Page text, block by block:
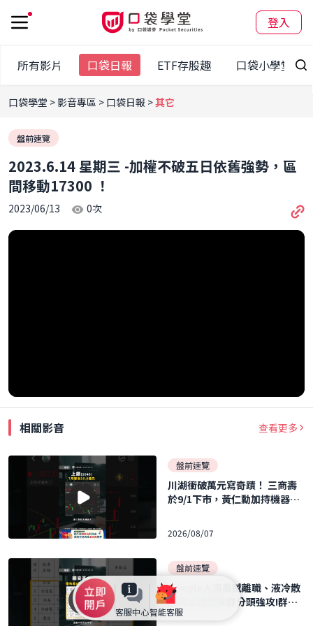
登入
客服中心智能客服
所有影片 口袋日報 ETF存股趣 口袋小學堂
口袋學堂 影音專區 口袋日報 其它
盤前速覽
2023.6.14 星期三 -加權不破五日依舊強勢，區
間移動17300 ！
2023/06/13 0次
相關影音 查看更多
盤前速覽
川湖衝破萬元寫奇蹟！ 三商壽
於9/1下市，黃仁勳加持機器人
6.08.07
2026/08/07
盤前速覽
Google人事震撼離職、液冷散
熱與記憶體族群分頭強攻!群聯
執行長力再刷 40 張 ｜口袋日報